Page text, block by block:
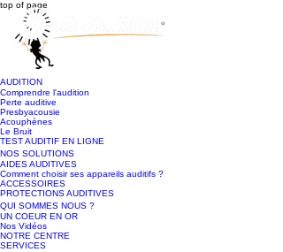
top of page
AUDITION
Comprendre l'audition
Perte auditive
Presbyacousie
Acouphènes
Le Bruit
TEST AUDITIF EN LIGNE
NOS SOLUTIONS
AIDES AUDITIVES
Comment choisir ses appareils auditifs ?
ACCESSOIRES
PROTECTIONS AUDITIVES
QUI SOMMES NOUS ?
UN COEUR EN OR
Nos Vidéos
NOTRE CENTRE
SERVICES